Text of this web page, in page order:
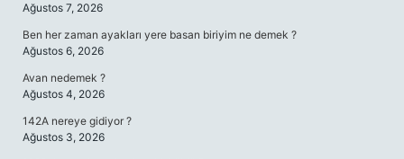
Ağustos 7, 2026
Ben her zaman ayakları yere basan biriyim ne demek ?
Ağustos 6, 2026
Avan nedemek ?
Ağustos 4, 2026
142A nereye gidiyor ?
Ağustos 3, 2026